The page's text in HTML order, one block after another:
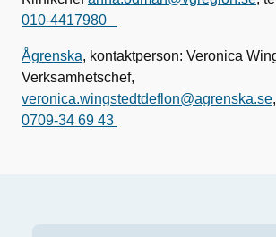
010-4417980
Ågrenska, kontaktperson: Veronica
Verksamhetschef,
veronica.wingstedtdeflon@agrenska.se
0709-34 69 43